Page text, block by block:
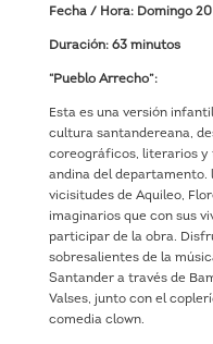
Fecha / Hora: Domingo
Duración: 63 minutos
“Pueblo Arrecho”:
Esta es una versión
cultura santandereana,
coreográficos, literarios y
andina del
vicisitudes de Aquileo,
imaginarios que con sus
participar de la obra.
sobresalientes de la
Santander a través de
Valses, junto con el
comedia clown.